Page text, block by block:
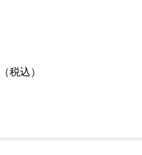
（税込）